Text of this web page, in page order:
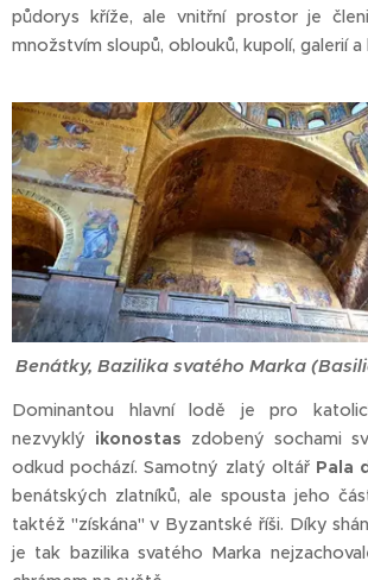
půdorys kříže, ale vnitřní prostor je
množstvím sloupů, oblouků, kupolí, galerií a
Benátky, Bazilika svatého Marka
Dominantou hlavní lodě je pro
nezvyklý ikonostas zdobený sochami
odkud pochází. Samotný zlatý oltář Pala
benátských zlatníků, ale spousta jeho
taktéž "získána" v Byzantské říši. Díky
je tak bazilika svatého Marka